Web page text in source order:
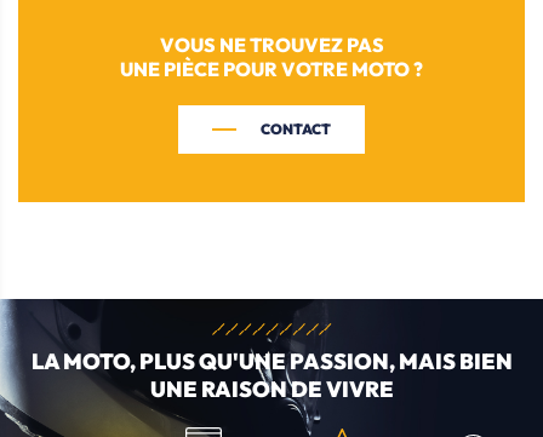
VOUS NE TROUVEZ PAS
UNE PIÈCE POUR VOTRE MOTO ?
CONTACT
LA MOTO, PLUS QU'UNEPASSION, MAIS BIEN
UNE RAISON DE VIVRE